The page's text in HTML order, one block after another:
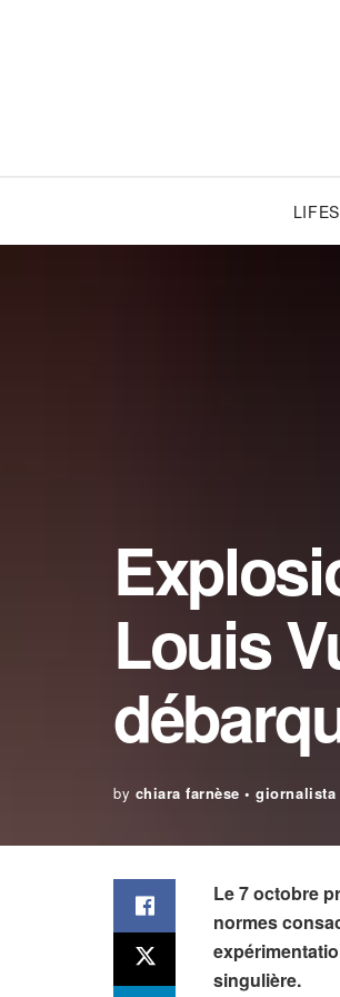
Louis
by chiara farnèse • giornalista
Le 7 octobre
normes
singulière.